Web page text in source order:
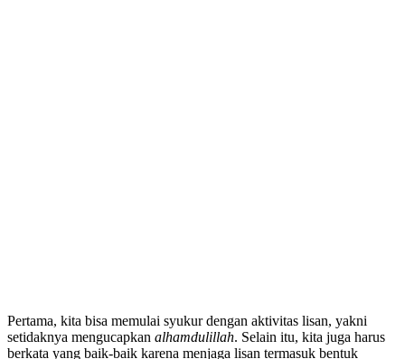
Pertama, kita bisa memulai syukur dengan aktivitas lisan, yakni
setidaknya mengucapkan alhamdulillah. Selain itu, kita juga harus
berkata yang baik-baik karena menjaga lisan termasuk bentuk